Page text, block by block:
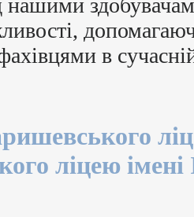
нашими
в
ліцею